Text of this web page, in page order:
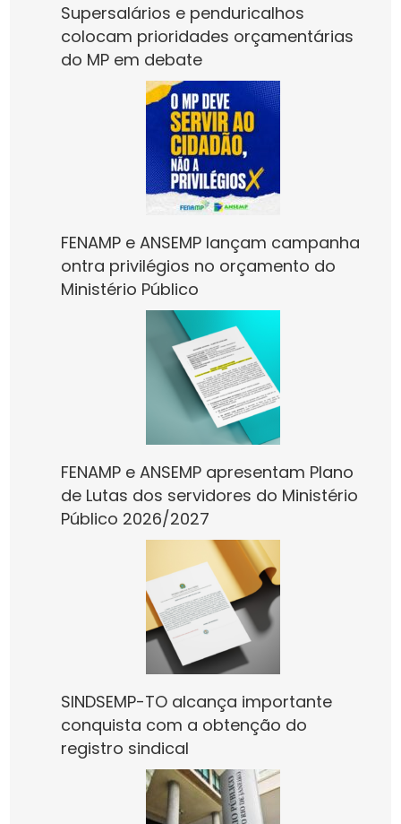
Supersalários e penduricalhos
colocam prioridades orçamentárias
do MP em debate
FENAMP e ANSEMP lançam campanha
ontra privilégios no orçamento do
Ministério Público
FENAMP e ANSEMP apresentam Plano
de Lutas dos servidores do Ministério
Público 2026/2027
SINDSEMP-TO alcança importante
conquista com a obtenção do
registro sindical